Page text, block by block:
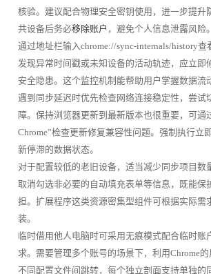
核验。建议配合物理安全密钥使用，进一步提升
共设备后务必移除账户 ，避免个人信息泄露风险。
通过地址栏输入chrome://sync-internals/history
发现异常时间戳或未知设备的活动轨迹，应立即
安全隐患。这个监控机制能帮助用户掌握数据流
遇到同步延迟时优先检查网络连接稳定性，尝试
障。保持浏览器更新到最新版本也很重要，可通
Chrome”检查更新修复兼容性问题。强制执行立
新停滞的数据状态。
对于配置较低的老旧设备，适当减少同步项目数
取消勾选非必要的自动填充表单等信息，既能保
担。扩展程序这类资源密集型组件可根据实际需
装。
临时借用他人电脑时可采用无痕模式配合临时账
求。需要管理多个账号的场景下，利用Chrome
不同配置文件间跳转，每个独立剖面支持单独的